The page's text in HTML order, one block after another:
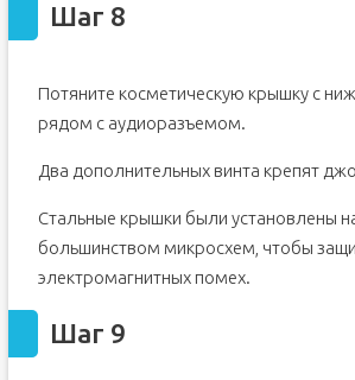
Шаг 8
Потяните косметическую крышку с
рядом с аудиоразъемом.
Два дополнительных винта крепят
Стальные крышки были установлены
большинством микросхем, чтобы
электромагнитных помех.
Шаг 9